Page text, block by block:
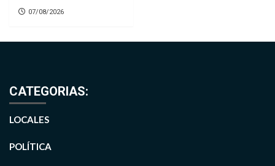
07/08/2026
CATEGORIAS:
LOCALES
POLÍTICA